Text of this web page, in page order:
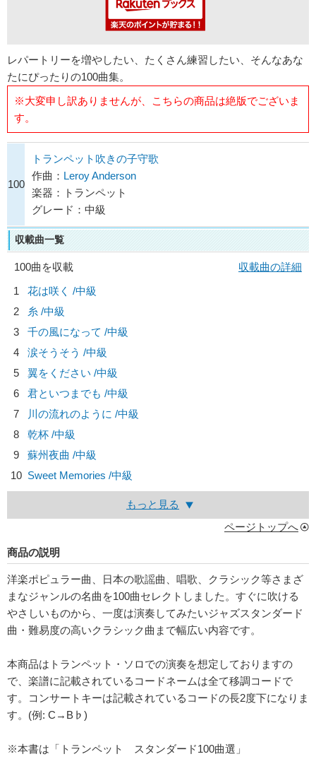
レパートリーを増やしたい、たくさん練習したい、そんなあな
たにぴったりの100曲集。
※大変申し訳ありませんが、こちらの商品は絶版でございま
す。
100
トランペット吹きの子守歌
作曲： Leroy Anderson
楽器：トランペット
グレード：中級
収載曲一覧
100曲を収載
収載曲の詳細
1
花は咲く /中級
2
糸 /中級
3
千の風になって /中級
4
涙そうそう /中級
5
翼をください /中級
6
君といつまでも /中級
7
川の流れのように /中級
8
乾杯 /中級
9
蘇州夜曲 /中級
10 Sweet Memories /中級
もっと見る
ページトップへ
商品の説明
洋楽ポピュラー曲、日本の歌謡曲、唱歌、クラシック等さまざ
まなジャンルの名曲を100曲セレクトしました。すぐに吹ける
やさしいものから、一度は演奏してみたいジャズスタンダード
曲・難易度の高いクラシック曲まで幅広い内容です。
本商品はトランペット・ソロでの演奏を想定しておりますの
で、楽譜に記載されているコードネームは全て移調コードで
す。コンサートキーは記載されているコードの長2度下になりま
す。(例: C→B♭)
※本書は「トランペット スタンダード100曲選」